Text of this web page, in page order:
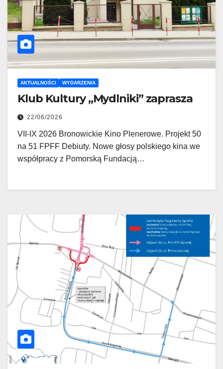
AKTUALNOŚCI WYDARZENIA
Klub Kultury „Mydlniki” zaprasza
22/06/2026
VII-IX 2026 Bronowickie Kino Plenerowe. Projekt 50
na 51 FPFF Debiuty. Nowe głosy polskiego kina we
współpracy z Pomorską Fundacją…